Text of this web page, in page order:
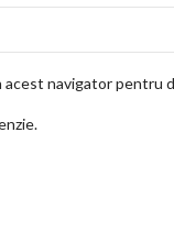
acest navigator pentru